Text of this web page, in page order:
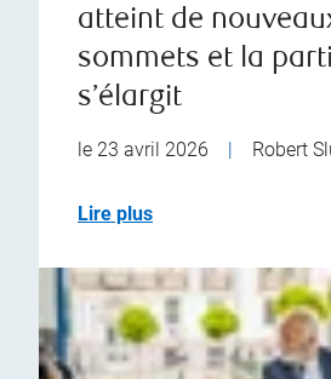
atteint de
sommets et la
s’élargit
le 23 avril 2026 Robert
Lire plus